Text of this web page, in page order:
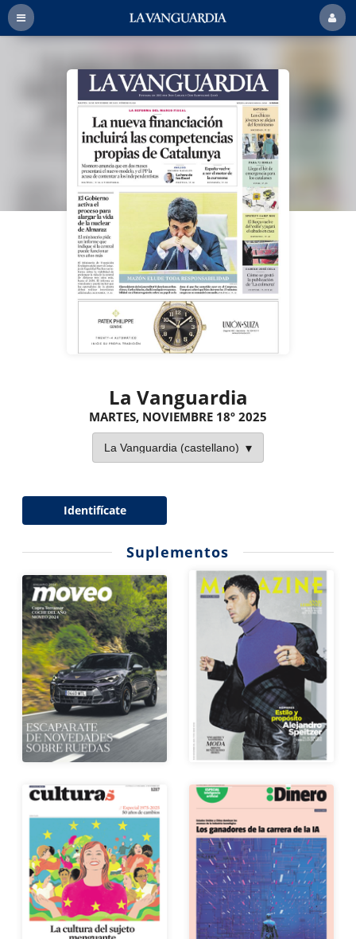
La Vanguardia
MARTES, NOVIEMBRE 18º 2025
Identifícate
Suplementos